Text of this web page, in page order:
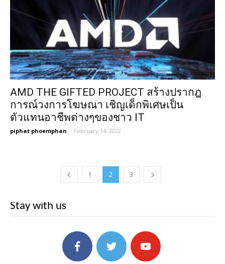
AMD THE GIFTED PROJECT สร้างปรากฎ
การณ์วงการโฆษณา เชิญเด็กพิเศษเป็น
ตัวแทนอาชีพต่างๆของชาว IT
piphat phoemphan - February 14, 2022
1 2 3
Stay with us